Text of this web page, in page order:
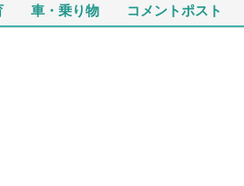
車・乗り物 コメントポスト